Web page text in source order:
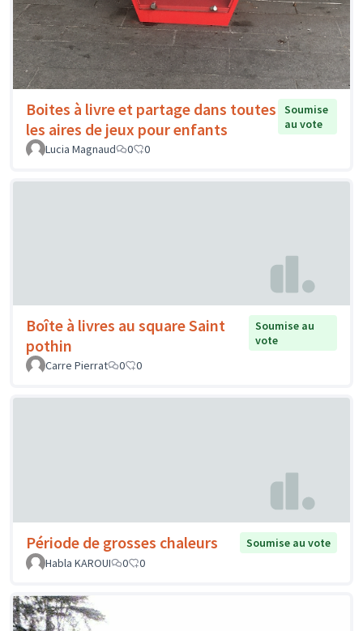
Boites à livre et partage dans toutes
les aires de jeux pour enfants
Soumise
au vote
Lucia Magnaud
0 0
Boîte à livres au square Saint
pothin
Soumise au
vote
Carre Pierrat
0 0
Période de grosses chaleurs
Soumise au vote
Habla KAROUI
0 0